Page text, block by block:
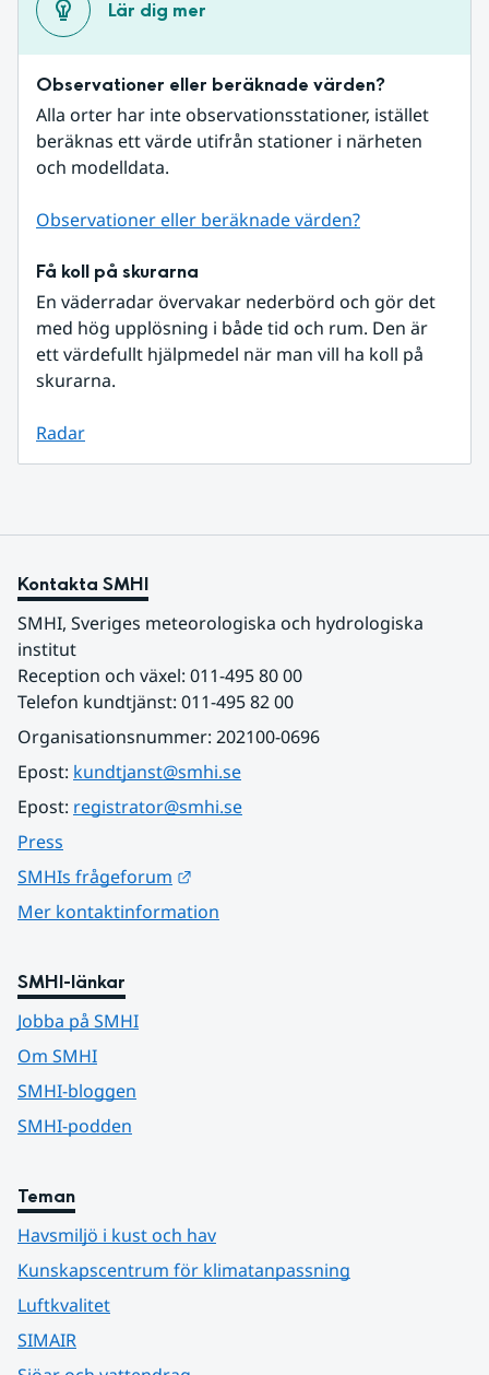
Lär dig mer
Observationer eller beräknade värden?
Alla orter har inte observationsstationer, istället
beräknas ett värde utifrån stationer i närheten
och modelldata.
Observationer eller beräknade värden?
Få koll på skurarna
En väderradar övervakar nederbörd och gör det
med hög upplösning i både tid och rum. Den är
ett värdefullt hjälpmedel när man vill ha koll på
skurarna.
Radar
Kontakta SMHI
SMHI, Sveriges meteorologiska och hydrologiska
institut
Reception och växel: 011-495 80 00
Telefon kundtjänst: 011-495 82 00
Organisationsnummer: 202100-0696
Epost: kundtjanst@smhi.se
Epost: registrator@smhi.se
Press
SMHIs frågeforum
Mer kontaktinformation
SMHI-länkar
Jobba på SMHI
Om SMHI
SMHI-bloggen
SMHI-podden
Teman
Havsmiljö i kust och hav
Kunskapscentrum för klimatanpassning
Luftkvalitet
SIMAIR